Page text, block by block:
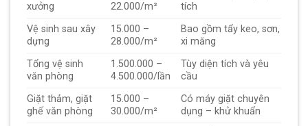
xưởng
22.000/m²
tích
Vệ sinh sau xây
dựng
15.000 –
28.000/m²
Bao gồm tẩy keo, sơn,
xi măng
Tổng vệ sinh
văn phòng
1.500.000 –
4.500.000/lần
Tùy diện tích và yêu
cầu
Giặt thảm, giặt
ghế văn phòng
15.000 –
30.000/m²
Có máy giặt chuyên
dụng – khử khuẩn